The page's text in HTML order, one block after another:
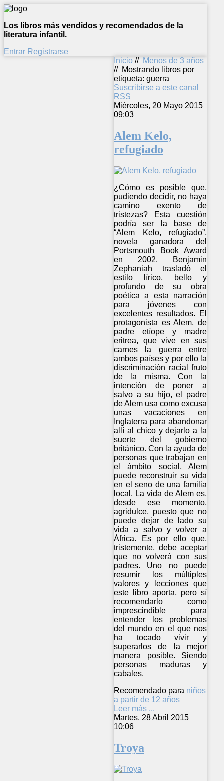
Los libros más vendidos y recomendados de la
literatura infantil.
Entrar Registrarse
Inicio // Menos de 3 años
// Mostrando libros por
etiqueta: guerra
Suscribirse a este canal
RSS
Miércoles, 20 Mayo 2015
09:03
Alem Kelo,
refugiado
¿Cómo es posible que,
pudiendo decidir, no haya
camino exento de
tristezas? Esta cuestión
podría ser la base de
“Alem Kelo, refugiado”,
novela ganadora del
Portsmouth Book Award
en 2002. Benjamin
Zephaniah trasladó el
estilo lírico, bello y
profundo de su obra
poética a esta narración
para jóvenes con
excelentes resultados. El
protagonista es Alem, de
padre etíope y madre
eritrea, que vive en sus
carnes la guerra entre
ambos países y por ello la
discriminación racial fruto
de la misma. Con la
intención de poner a
salvo a su hijo, el padre
de Alem usa como excusa
unas vacaciones en
Inglaterra para abandonar
allí al chico y dejarlo a la
suerte del gobierno
británico. Con la ayuda de
personas que trabajan en
el ámbito social, Alem
puede reconstruir su vida
en el seno de una familia
local. La vida de Alem es,
desde ese momento,
agridulce, puesto que no
puede dejar de lado su
vida a salvo y volver a
África. Es por ello que,
tristemente, debe aceptar
que no volverá con sus
padres. Uno no puede
resumir los múltiples
valores y lecciones que
este libro aporta, pero sí
recomendarlo como
imprescindible para
entender los problemas
del mundo en el que nos
ha tocado vivir y
superarlos de la mejor
manera posible. Siendo
personas maduras y
cabales.
Recomendado para niños
a partir de 12 años
Leer más ...
Martes, 28 Abril 2015
10:06
Troya